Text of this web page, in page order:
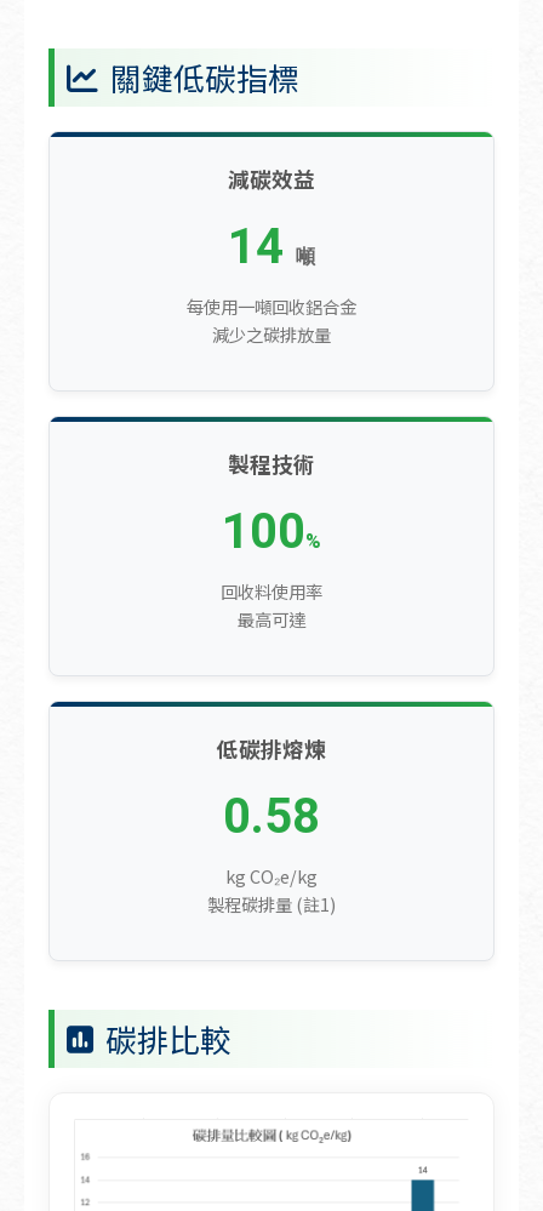
關鍵低碳指標
減碳效益
14 噸
每使用一噸回收鋁合金
減少之碳排放量
製程技術
100%
回收料使用率
最高可達
低碳排熔煉
0.58
kg CO₂e/kg
製程碳排量 (註1)
碳排比較